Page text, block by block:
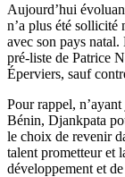
Aujourd’hui
n’a plus été sollicité
avec son pays
pré-liste de Patrice
Éperviers, sauf
Pour rappel,
Bénin, Djankpata
le choix de revenir
talent prometteur et
développement et